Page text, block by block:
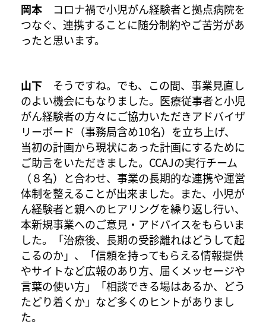
岡本 コロナ禍で小児がん経験者と拠点病院を
つなぐ、連携することに随分制約やご苦労があ
ったと思います。
山下 そうですね。でも、この間、事業見直し
のよい機会にもなりました。医療従事者と小児
がん経験者の方々にご協力いただきアドバイザ
リーボード（事務局含め10名）を立ち上げ、
当初の計画から現状にあった計画にするために
ご助言をいただきました。CCAJの実行チーム
（８名）と合わせ、事業の長期的な連携や運営
体制を整えることが出来ました。また、小児が
ん経験者と親へのヒアリングを繰り返し行い、
本新規事業へのご意見・アドバイスをもらいま
した。「治療後、長期の受診離れはどうして起
こるのか」、「信頼を持ってもらえる情報提供
やサイトなど広報のあり方、届くメッセージや
言葉の使い方」「相談できる場はあるか、どう
たどり着くか」など多くのヒントがありまし
た。